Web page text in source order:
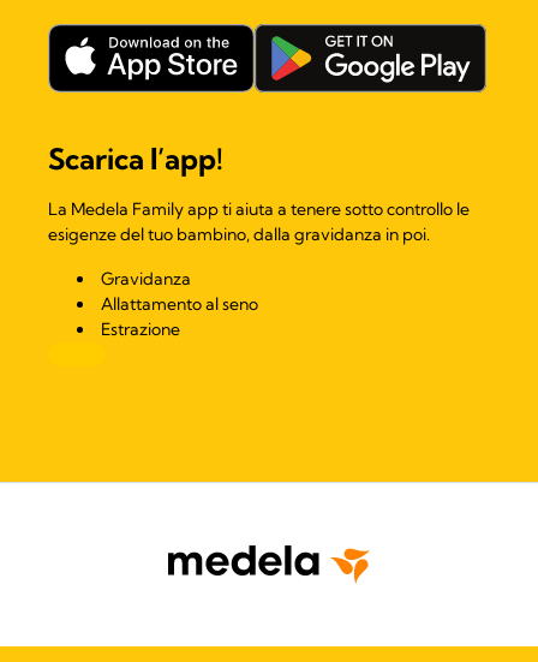
Scarica l’app!​
La Medela Family app ti aiuta a tenere sotto controllo le
esigenze del tuo bambino, dalla gravidanza in poi.
Gravidanza
Allattamento al seno
Estrazione